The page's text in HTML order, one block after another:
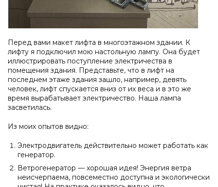
Перед вами макет лифта в многоэтажном здании. К
лифту я подключил мою настольную лампу. Она будет
иллюстрировать поступление электричества в
помещения здания. Представьте, что в лифт на
последнем этаже здания зашло, например, девять
человек, лифт спускается вниз от их веса и в это же
время вырабатывает электричество. Наша лампа
засветилась.
Из моих опытов видно:
Электродвигатель действительно может работать как
генератор.
Ветрогенератор — хорошая идея! Энергия ветра
неисчерпаема, повсеместно доступна и экологически